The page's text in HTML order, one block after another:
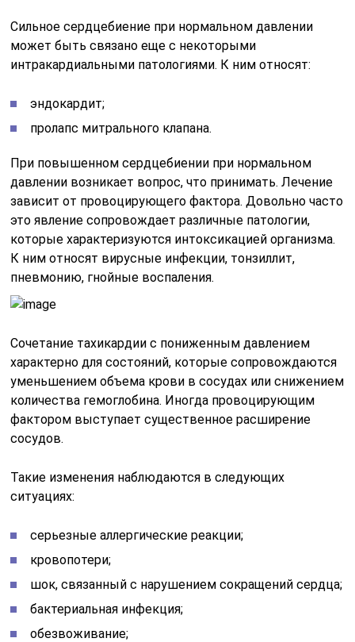
Сильное сердцебиение при нормальном давлении
может быть связано еще с некоторыми
интракардиальными патологиями. К ним относят:
эндокардит;
пролапс митрального клапана.
При повышенном сердцебиении при нормальном
давлении возникает вопрос, что принимать. Лечение
зависит от провоцирующего фактора. Довольно часто
это явление сопровождает различные патологии,
которые характеризуются интоксикацией организма.
К ним относят вирусные инфекции, тонзиллит,
пневмонию, гнойные воспаления.
Сочетание тахикардии с пониженным давлением
характерно для состояний, которые сопровождаются
уменьшением объема крови в сосудах или снижением
количества гемоглобина. Иногда провоцирующим
фактором выступает существенное расширение
сосудов.
Такие изменения наблюдаются в следующих
ситуациях:
серьезные аллергические реакции;
кровопотери;
шок, связанный с нарушением сокращений сердца;
бактериальная инфекция;
обезвоживание;